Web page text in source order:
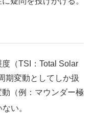
（TSI：Total Solar
期変動としてしか扱
（例：マウンダー極
い。